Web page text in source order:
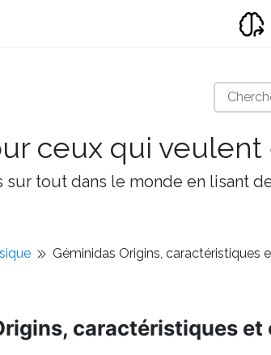
ceux qui veulent
tout dans le monde en lisant
Géminidas Origins, caractéristiques
caractéristiques